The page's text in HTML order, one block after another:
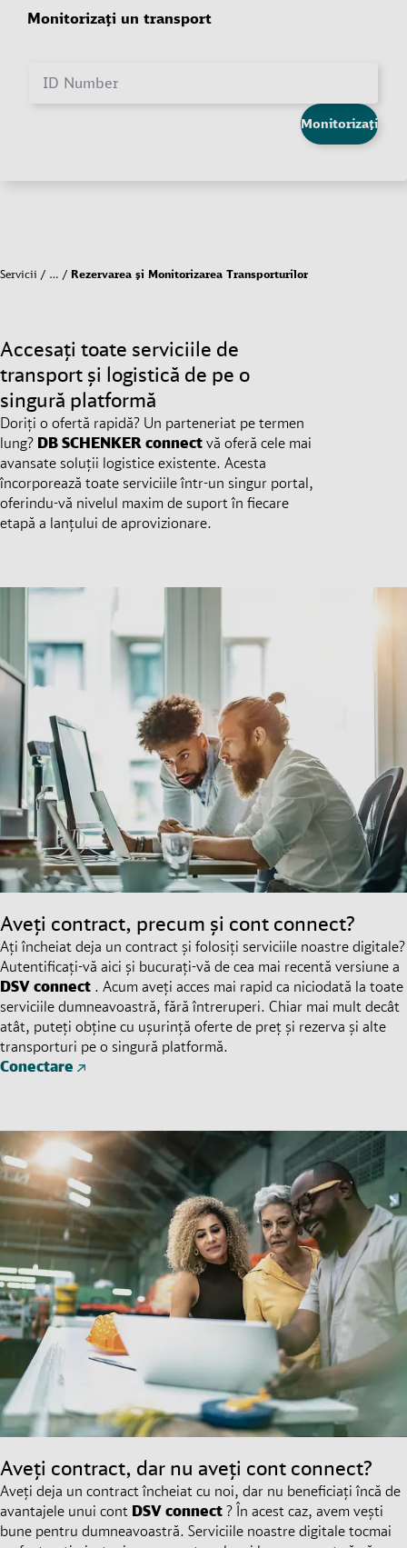
Monitorizați un transport
ID Number
Monitorizați
Servicii … Rezervarea și Monitorizarea Transporturilor
Accesați toate serviciile de
transport și logistică de pe o
singură platformă
Doriți o ofertă rapidă? Un parteneriat pe termen
lung? DB SCHENKER connect vă oferă cele mai
avansate soluții logistice existente. Acesta
încorporează toate serviciile într-un singur portal,
oferindu-vă nivelul maxim de suport în fiecare
etapă a lanțului de aprovizionare.
Aveți contract, precum și cont connect?
Ați încheiat deja un contract și folosiți serviciile noastre digitale?
Autentificați-vă aici și bucurați-vă de cea mai recentă versiune a
DSV connect . Acum aveți acces mai rapid ca niciodată la toate
serviciile dumneavoastră, fără întreruperi. Chiar mai mult decât
atât, puteți obține cu ușurință oferte de preț și rezerva și alte
transporturi pe o singură platformă.
Conectare
Aveți contract, dar nu aveți cont connect?
Aveți deja un contract încheiat cu noi, dar nu beneficiați încă de
avantajele unui cont DSV connect ? În acest caz, avem vești
bune pentru dumneavoastră. Serviciile noastre digitale tocmai